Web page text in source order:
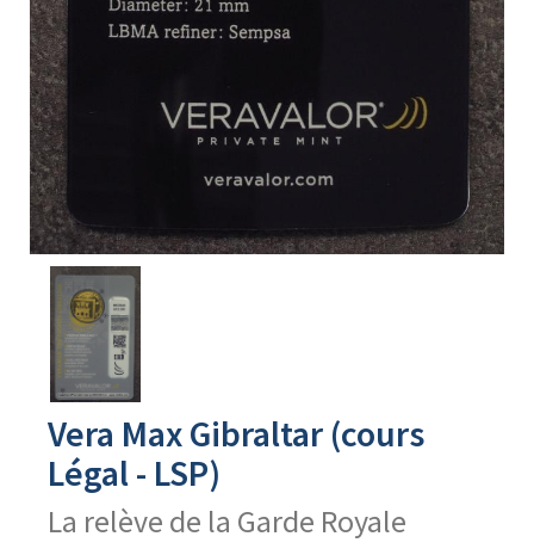
Avers
produit
Vera Max Gibraltar (cours
Légal - LSP)
La relève de la Garde Royale